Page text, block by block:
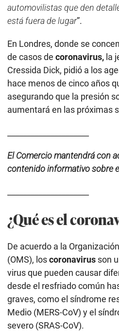
automovilistas que den
está fuera de lugar”.
En Londres, donde se
de casos de coronavirus, la
Cressida Dick, pidió a los
hace menos de cinco años
asegurando que la presión
aumentará en las próximas
El Comercio mantendrá con
contenido informativo sobre
¿Qué es el
De acuerdo a la
(OMS), loscoronavirus son
virus que pueden causar
desde el resfriado común
graves, como el síndrome
Medio (MERS-CoV) y el
severo (SRAS-CoV).